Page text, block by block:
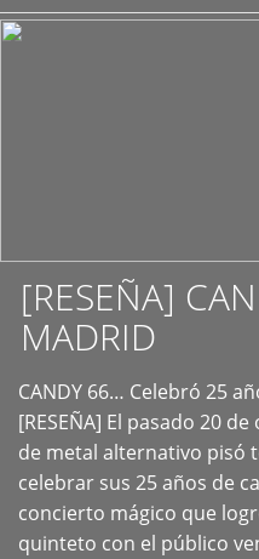
[RESEÑA]
MADRID
CANDY 66… Celebró 25
[RESEÑA] El pasado 20
de metal alternativo pisó
celebrar sus 25 años de
concierto mágico que
quinteto con el público